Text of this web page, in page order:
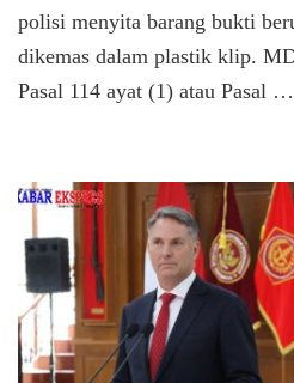
polisi menyita barang bukti
dikemas dalam plastik klip.
Pasal 114 ayat (1) atau Pasal …